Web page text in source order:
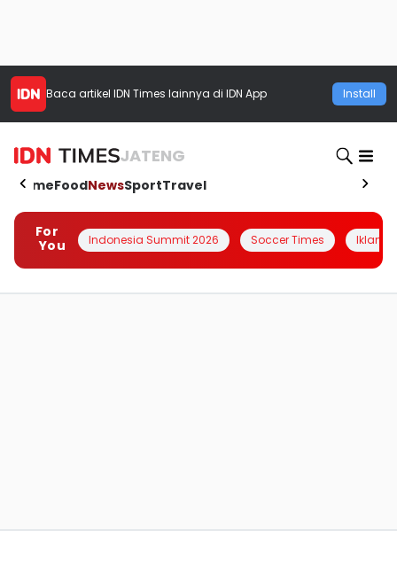
Baca artikel IDN Times lainnya di IDN App Install
JATENG
HomeFoodNewsSportTravel
For
You
Indonesia Summit 2026 Soccer Times Iklanin